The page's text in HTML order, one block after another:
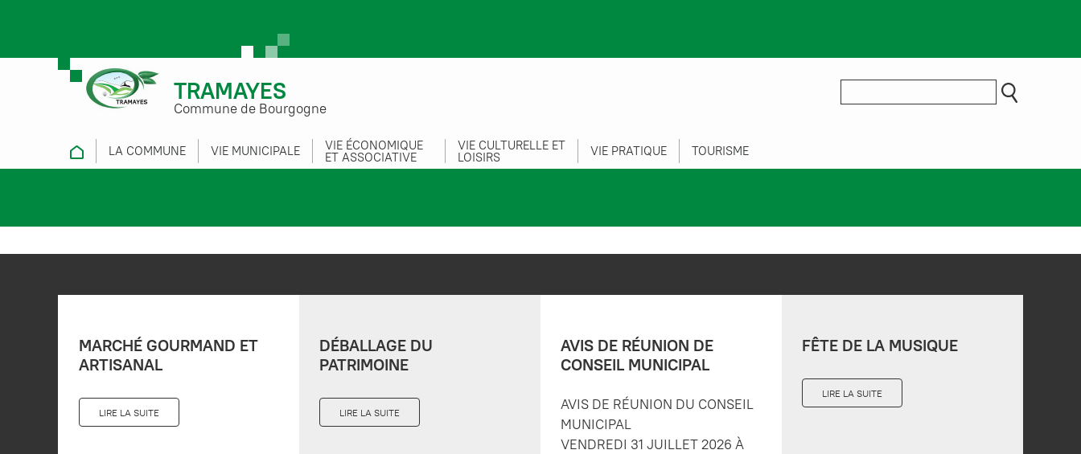
TRAMAYES
Commune de Bourgogne
LA COMMUNE VIE MUNICIPALE VIE ÉCONOMIQUE
ET ASSOCIATIVE
VIE CULTURELLE ET
LOISIRS VIE PRATIQUE TOURISME
MARCHÉ GOURMAND ET
ARTISANAL
LIRE LA SUITE
DÉBALLAGE DU
PATRIMOINE
LIRE LA SUITE
AVIS DE RÉUNION DE
CONSEIL MUNICIPAL
AVIS DE RÉUNION DU CONSEIL
MUNICIPAL
VENDREDI 31 JUILLET 2026 À
FÊTE DE LA MUSIQUE
LIRE LA SUITE